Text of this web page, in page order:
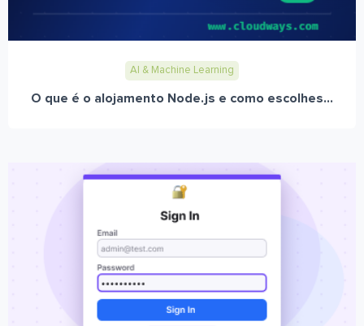
AI & Machine Learning
O que é o alojamento Node.js e como escolhes...